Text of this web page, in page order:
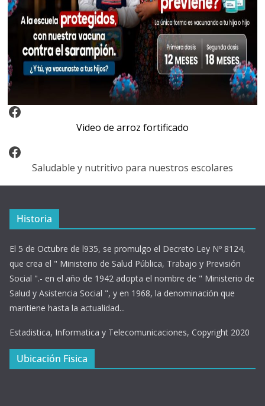
Video Arroz Fortificado
Video de arroz fortificado
Facebook
Saludable y nutritivo para nuestros escolares
Historia
El 5 de Octubre de l935, se promulgo el Decreto Ley Nº 8124,
que crea el " Ministerio de Salud Pública, Trabajo y Previsión
Social ".- en el año de 1942 adopta el nombre de " Ministerio de
Salud y Asistencia Social ", y en 1968, la denominación que
mantiene hasta la actualidad...
Estadistica, Informatica y Telecomunicaciones, Copyright 2020
Ubicación Fisica